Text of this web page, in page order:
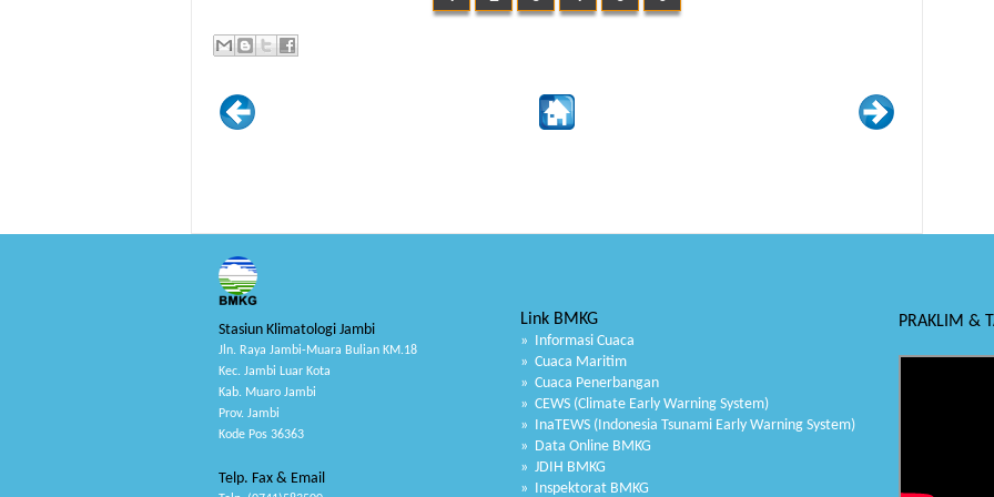
Stasiun Klimatologi Jambi
Jln. Raya Jambi-Muara Bulian KM.18
Kec. Jambi Luar Kota
Kab. Muaro Jambi
Prov. Jambi
Kode Pos 36363
Telp. Fax & Email
Link BMKG
» Informasi Cuaca
» Cuaca Maritim
» Cuaca Penerbangan
» CEWS (Climate Early Warning System)
» InaTEWS (Indonesia Tsunami Early Warning System)
» Data Online BMKG
» JDIH BMKG
» Inspektorat BMKG
PRAKLIM &